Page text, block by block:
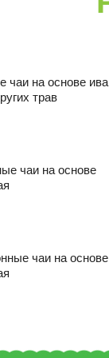
чаи на основе
трав
чаи на основе
чаи на основе